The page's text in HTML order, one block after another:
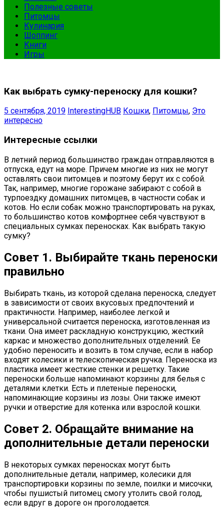
Полезные советы
Питомцы
Кулинария
Шоппинг
Книги
Игры
Как выбрать сумку-переноску для кошки?
5 сентября, 2019 InterestingHUB Кошки, Питомцы, Это
интересно
Интересные ссылки
В летний период большинство граждан отправляются в
отпуска, едут на море. Причем многие из них не могут
оставлять свои питомцев и поэтому берут их с собой.
Так, например, многие горожане забирают с собой в
турпоездку домашних питомцев, в частности собак и
котов. Но если собак можно транспортировать на руках,
то большинство котов комфортнее себя чувствуют в
специальных сумках переносках. Как выбрать такую
сумку?
Совет 1. Выбирайте ткань переноски
правильно
Выбирать ткань, из которой сделана переноска, следует
в зависимости от своих вкусовых предпочтений и
практичности. Например, наиболее легкой и
универсальной считается переноска, изготовленная из
ткани. Она имеет раскладную конструкцию, жесткий
каркас и множество дополнительных отделений. Ее
удобно переносить и возить в том случае, если в набор
входят колесики и телескопическая ручка. Переноска из
пластика имеет жесткие стенки и решетку. Такие
переноски больше напоминают корзины для белья с
деталями клетки. Есть и плетеные переноски,
напоминающие корзины из лозы. Они также имеют
ручки и отверстие для котенка или взрослой кошки.
Совет 2. Обращайте внимание на
дополнительные детали переноски
В некоторых сумках переносках могут быть
дополнительные детали, например, колесики для
транспортировки корзины по земле, поилки и мисочки,
чтобы пушистый питомец смогу утолить свой голод,
если вдруг в дороге он проголодается.